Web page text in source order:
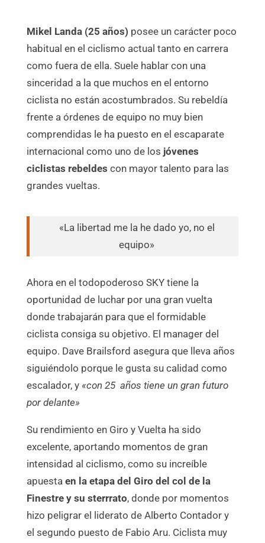
Mikel Landa (25 años) posee un carácter poco
habitual en el ciclismo actual tanto en carrera
como fuera de ella. Suele hablar con una
sinceridad a la que muchos en el entorno
ciclista no están acostumbrados. Su rebeldía
frente a órdenes de equipo no muy bien
comprendidas le ha puesto en el escaparate
internacional como uno de los jóvenes
ciclistas rebeldes con mayor talento para las
grandes vueltas.
«La libertad me la he dado yo, no el
equipo»
Ahora en el todopoderoso SKY tiene la
oportunidad de luchar por una gran vuelta
donde trabajarán para que el formidable
ciclista consiga su objetivo. El manager del
equipo. Dave Brailsford asegura que lleva años
siguiéndolo porque le gusta su calidad como
escalador, y «con 25 años tiene un gran futuro
por delante»
Su rendimiento en Giro y Vuelta ha sido
excelente, aportando momentos de gran
intensidad al ciclismo, como su increíble
apuesta en la etapa del Giro del col de la
Finestre y su sterrrato, donde por momentos
hizo peligrar el liderato de Alberto Contador y
el segundo puesto de Fabio Aru. Ciclista muy